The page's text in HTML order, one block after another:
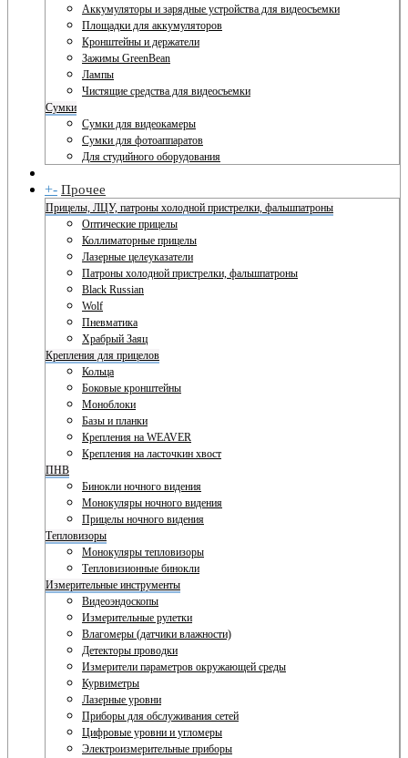
Аккумуляторы и зарядные устройства для видеосъемки
Площадки для аккумуляторов
Кронштейны и держатели
Зажимы GreenBean
Лампы
Чистящие средства для видеосъемки
Сумки
Сумки для видеокамеры
Сумки для фотоаппаратов
Для студийного оборудования
+- Прочее
Прицелы, ЛЦУ, патроны холодной пристрелки, фальшпатроны
Оптические прицелы
Коллиматорные прицелы
Лазерные целеуказатели
Патроны холодной пристрелки, фальшпатроны
Black Russian
Wolf
Пневматика
Храбрый Заяц
Крепления для прицелов
Кольца
Боковые кронштейны
Моноблоки
Базы и планки
Крепления на WEAVER
Крепления на ласточкин хвост
ПНВ
Бинокли ночного видения
Монокуляры ночного видения
Прицелы ночного видения
Тепловизоры
Монокуляры тепловизоры
Тепловизионные бинокли
Измерительные инструменты
Видеоэндоскопы
Измерительные рулетки
Влагомеры (датчики влажности)
Детекторы проводки
Измерители параметров окружающей среды
Курвиметры
Лазерные уровни
Приборы для обслуживания сетей
Цифровые уровни и угломеры
Электроизмерительные приборы